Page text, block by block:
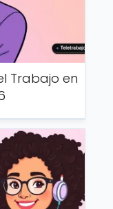
Trabajo en